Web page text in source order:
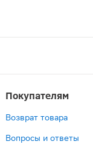
Покупателям
Возврат товара
Вопросы и ответы